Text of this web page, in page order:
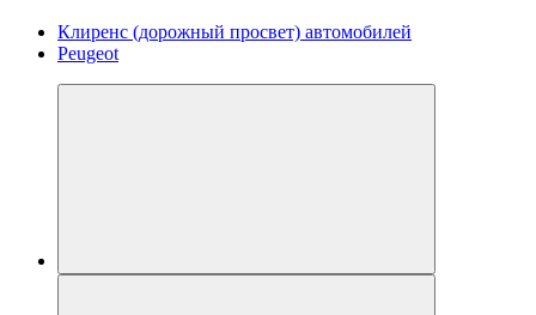
Клиренс (дорожный просвет) автомобилей
Peugeot